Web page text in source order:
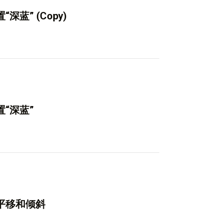
“深蓝” (Copy)
“深蓝”
移和倾斜